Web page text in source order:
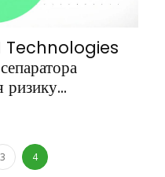
Technologies
3 4